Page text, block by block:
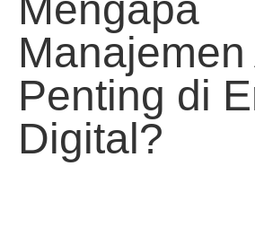
Manajemen
Penting di
Digital?